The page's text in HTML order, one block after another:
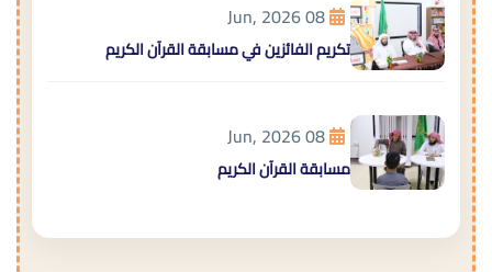
تكريم الفائزين في مسابقة القرآن الكريم
مسابقة القرآن الكريم